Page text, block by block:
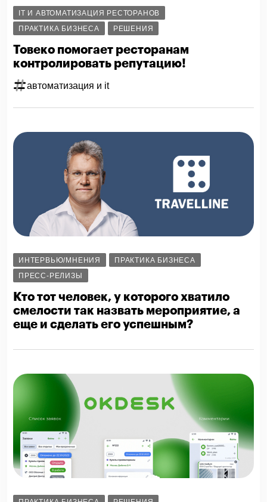
IT И АВТОМАТИЗАЦИЯ РЕСТОРАНОВ
ПРАКТИКА БИЗНЕСА
РЕШЕНИЯ
Товеко помогает ресторанам
контролировать репутацию!
автоматизация и it
ИНТЕРВЬЮ/МНЕНИЯ
ПРАКТИКА БИЗНЕСА
ПРЕСС-РЕЛИЗЫ
Кто тот человек, у которого хватило
смелости так назвать мероприятие, а
еще и сделать его успешным?